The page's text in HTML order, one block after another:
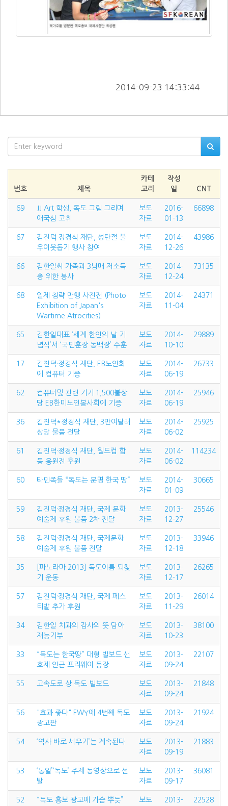
        2014-09-23 14:33:44
번호 제목
카테
고리
작성
일
CNT
69
JJ Art 학생, 독도 그림 그리며
애국심 고취
보도
자료
2016-
01-13
66898
67
김진덕 정경식 재단, 성탄절 불
우이웃돕기 행사 참여
보도
자료
2014-
12-26
43986
66
김한일씨 가족과 3남매 저소득
층 위한 봉사
보도
자료
2014-
12-24
73135
68
일제 침략 만행 사진전 (Photo
Exhibition of Japan's
Wartime Atrocities)
보도
자료
2014-
11-04
24371
65
김한일대표 ‘세계 한인의 날 기
념식’서 ‘국민훈장 동백장’ 수훈
보도
자료
2014-
10-10
29889
17
김진덕·정경식 재단, EB노인회
에 컴퓨터 기증
보도
자료
2014-
06-19
26733
62
컴퓨터및 관련 기기 1,500불상
당 EB한미노인봉사회에 기증
보도
자료
2014-
06-19
25946
36
김진덕*정경식 재단, 3만여달러
상당 물품 전달
보도
자료
2014-
06-02
25925
61
김진덕·정경식 재단, 월드컵 합
동 응원전 후원
보도
자료
2014-
06-02
114234
60 타민족들 “독도는 분명 한국 땅”
보도
자료
2014-
01-09
30665
59
김진덕·정경식 재단, 국제 문화
예술제 후원 물품 2차 전달
보도
자료
2013-
12-27
25546
58
김진덕·정경식 재단, 국제문화
예술제 후원 물품 전달
보도
자료
2013-
12-18
33946
35
[파노라마 2013] 독도이름 되찾
기 운동
보도
자료
2013-
12-17
26265
57
김진덕·정경식 재단, 국제 페스
티발 추가 후원
보도
자료
2013-
11-29
26014
34
김한일 치과의 감사의 뜻 담아
재능기부
보도
자료
2013-
10-23
38100
33
“독도는 한국땅” 대형 빌보드 샌
호제 인근 프리웨이 등장
보도
자료
2013-
09-24
22107
55 고속도로 상 독도 빌보드
보도
자료
2013-
09-24
21848
56
"효과 좋다" FWY에 4번째 독도
광고판
보도
자료
2013-
09-24
21924
54 ‘역사 바로 세우기’는 계속된다
보도
자료
2013-
09-19
21883
53
‘통일’‘독도’ 주제 동영상으로 선
발
보도
자료
2013-
09-17
36081
52 “독도 홍보 광고에 가슴 뿌듯”
보도
2013-
22528